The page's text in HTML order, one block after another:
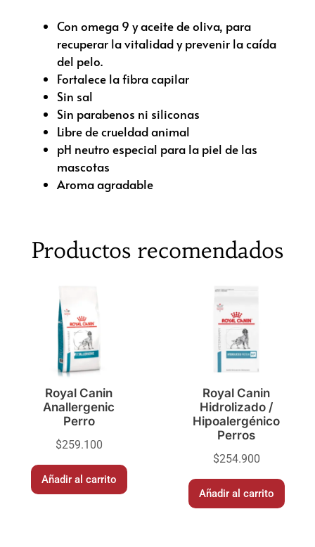
Con omega 9 y aceite de oliva, para
recuperar la vitalidad y prevenir la caída
del pelo.
Fortalece la fibra capilar
Sin sal
Sin parabenos ni siliconas
Libre de crueldad animal
pH neutro especial para la piel de las
mascotas
Aroma agradable
Productos recomendados
Royal Canin
Anallergenic
Perro
$259.100
Añadir al carrito
Royal Canin
Hidrolizado /
Hipoalergénico
Perros
$254.900
Añadir al carrito